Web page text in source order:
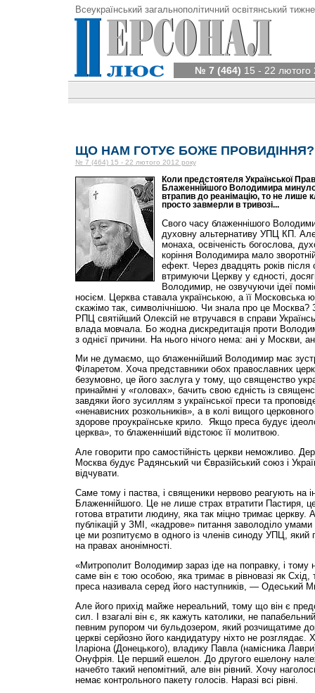
Всеукраїнський загальнополітичний освітянський
№ 7 (464) 15 - 22 лютого
ЩО НАМ ГОТУЄ БОЖЕ ПРОВИДІННЯ?
№ 7 (464) 15 - 22 лютого 2012 року
Коли предстоятеля Української
Блаженнійшого Володимира
втрапив до реанімацію, то не лише
просто завмерли в тривозі...
Свого часу блаженнішого
духовну альтернативу УПЦ КП. Але
монаха, освіченість богослова,
коріння Володимира мало
ефект. Через двадцять років
втримуючи Церкву у єдності,
Володимир, не озвучуючи ідеї
носієм. Церква ставала українською, а її Московська
скажімо так, символічнішою. Чи знала про це Москва?
РПЦ святійший Олексій не втручався в справи
влада мовчала. Бо жодна дискредитація проти
з однієї причини. На нього нічого нема: ані у Москви,
Ми не думаємо, що блаженнійший Володимир має
Філаретом. Хоча представники обох православних
безумовно, це його заслуга у тому, що священство
принаймні у «головах», бачить свою єдність із
завдяки його зусиллям з української преси та
«ненависних розкольників», а в колі вищого
здорове проукраїнське крило. Якщо преса будує
церква», то блаженніший відстоює її молитвою.
Але говорити про самостійність церкви неможливо.
Москва будує Радянський чи Євразійський союз і
відчувати.
Саме тому і паства, і священики нервово реагують на
Блаженнійшого. Це не лише страх втратити Пастиря,
готова втратити людину, яка так міцно тримає церкву.
публікацій у ЗМІ, «кадрове» питання заволоділо
це ми розпитуємо в одного із членів синоду УПЦ, який
на правах анонімності.
«Митрополит Володимир зараз іде на поправку, і тому
саме він є тою особою, яка тримає в рівновазі як Схід,
преса називала серед його наступників, — Одеський
Але його прихід майже нереальний, тому що він є
сил. І взагалі він є, як кажуть католики, не
певним рупором чи бульдозером, який розчищатиме
церкві серйозно його кандидатуру ніхто не
Іларіона (Донецького), владику Павла (намісника
Онуфрія. Це перший ешелон. До другого ешелону
начебто такий непомітний, але він рівний. Хочу
немає контрольного пакету голосів. Наразі всі рівні.